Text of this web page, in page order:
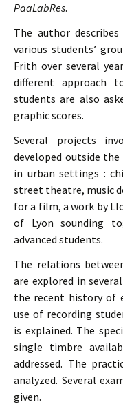
PaaLabRes.
The author
various students’
Frith over several
different approach
students are also
graphic scores.
Several projects
developed outside
in urban settings :
street theatre, music
for a film, a work by
of Lyon sounding
advanced students.
The relations
are explored in
the recent history of
use of recording
is explained. The
single timbre
addressed. The
analyzed. Several
given.